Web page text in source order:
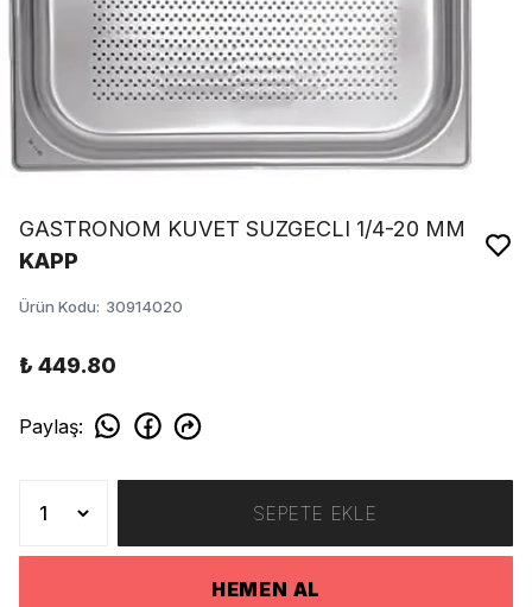
GASTRONOM KUVET SUZGECLI 1/4-20 MM
KAPP
Ürün Kodu: 30914020
₺ 449.80
Paylaş:
SEPETE EKLE
HEMEN AL